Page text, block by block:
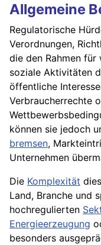
Allgemeine
Regulatorische
Verordnungen,
die den Rahmen
soziale Aktivitäten
öffentliche
Verbraucherrechte
können sie jedoch
bremsen,
Unternehmen
Die Komplexität
Land, Branche und
hochregulierten
Energieerzeugung
besonders